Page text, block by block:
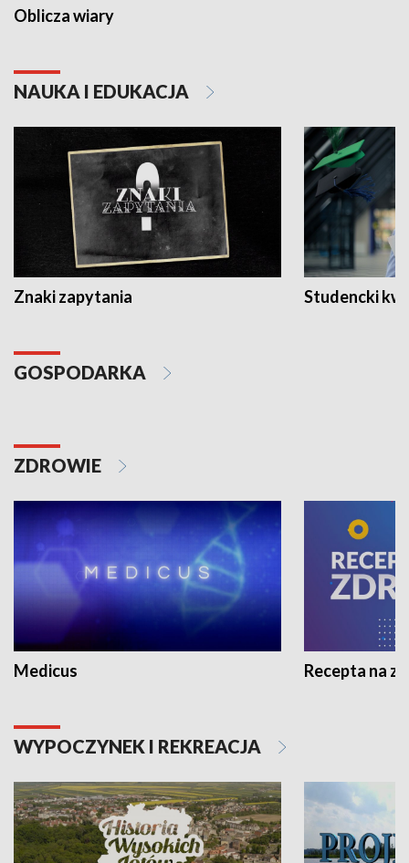
Oblicza wiary
NAUKA I EDUKACJA
Znaki zapytania Studencki
GOSPODARKA
ZDROWIE
Medicus Recepta na
WYPOCZYNEK I REKREACJA